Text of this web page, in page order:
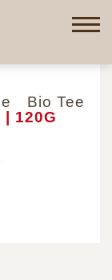
Bio Tee
| 120G